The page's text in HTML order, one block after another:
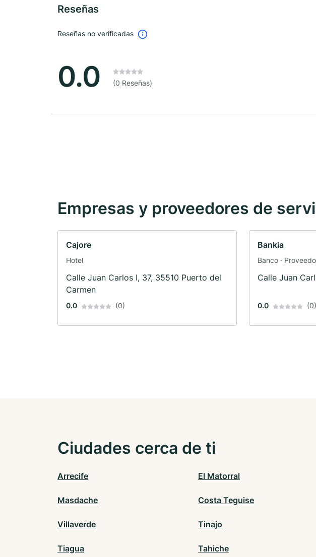
Reseñas
Reseñas no verificadas
0.0 (0 Reseñas)
Empresas y proveedores de
Cajore
Hotel
Calle Juan Carlos I, 37, 35510 Puerto del
Carmen
0.0 (0)
Bankia
Banco ·
Calle Juan
0.0 (0)
Ciudades cerca de ti
Arrecife El Matorral
Masdache Costa Teguise
Villaverde Tinajo
Tiagua Tahiche